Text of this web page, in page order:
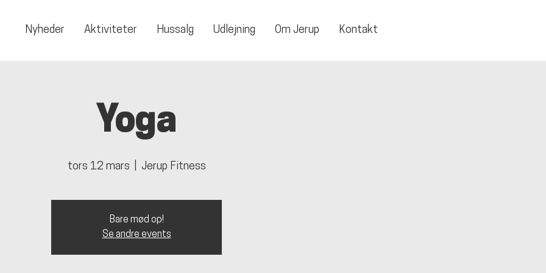
Nyheder Aktiviteter Hussalg Udlejning Om Jerup Kontakt
Yoga
tors 12 mars Jerup Fitness
Bare mød op!
Se andre events